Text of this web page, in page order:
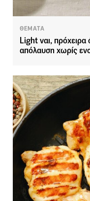
ΘΕΜΑΤΑ
Light ναι, πρόχειρα
απόλαυση χωρίς